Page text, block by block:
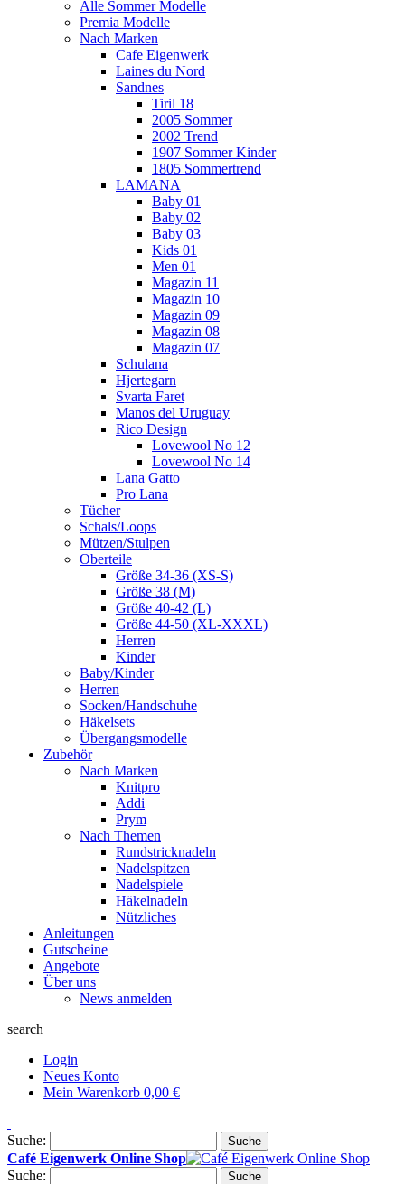
Alle Sommer Modelle
Premia Modelle
Nach Marken
Cafe Eigenwerk
Laines du Nord
Sandnes
Tiril 18
2005 Sommer
2002 Trend
1907 Sommer Kinder
1805 Sommertrend
LAMANA
Baby 01
Baby 02
Baby 03
Kids 01
Men 01
Magazin 11
Magazin 10
Magazin 09
Magazin 08
Magazin 07
Schulana
Hjertegarn
Svarta Faret
Manos del Uruguay
Rico Design
Lovewool No 12
Lovewool No 14
Lana Gatto
Pro Lana
Tücher
Schals/Loops
Mützen/Stulpen
Oberteile
Größe 34-36 (XS-S)
Größe 38 (M)
Größe 40-42 (L)
Größe 44-50 (XL-XXXL)
Herren
Kinder
Baby/Kinder
Herren
Socken/Handschuhe
Häkelsets
Übergangsmodelle
Zubehör
Nach Marken
Knitpro
Addi
Prym
Nach Themen
Rundstricknadeln
Nadelspitzen
Nadelspiele
Häkelnadeln
Nützliches
Anleitungen
Gutscheine
Angebote
Über uns
News anmelden
search
Login
Neues Konto
Mein Warenkorb 0,00 €
Suche: Suche
Café Eigenwerk Online Shop
Suche:
Suche